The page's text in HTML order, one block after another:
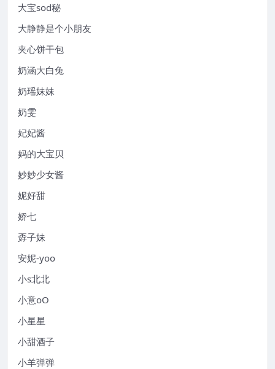
大宝sod秘
大静静是个小朋友
夹心饼干包
奶涵大白兔
奶瑶妹妹
奶雯
妃妃酱
妈的大宝贝
妙妙少女酱
妮好甜
娇七
孬子妹
安妮-yoo
小s北北
小意oO
小星星
小甜酒子
小羊弹弹